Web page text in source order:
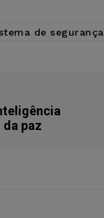
de segurança
paz